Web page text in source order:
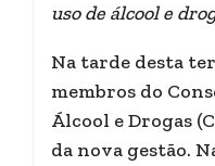
uso de álcool e
Na tarde desta
membros do
Álcool e Drogas
da nova gestão.